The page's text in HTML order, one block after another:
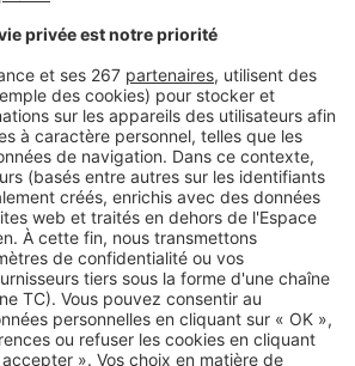
Arrosage, piscine, lavage de
voiture : quelles restrictions d'eau
près de chez vous ?
Réglementations
Vous plantez une haie ? Ces
essences peuvent vous éviter
bien des problèmes avec le
voisinage